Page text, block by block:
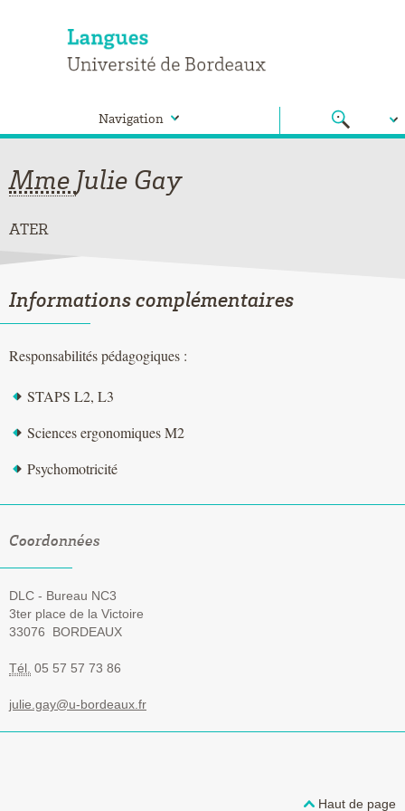
Navigation
Mme Julie Gay
ATER
Informations complémentaires
Responsabilités pédagogiques :
STAPS L2, L3
Sciences ergonomiques M2
Psychomotricité
Coordonnées
DLC - Bureau NC3
3ter place de la Victoire
33076 BORDEAUX
Tél. 05 57 57 73 86
julie.gay@u-bordeaux.fr
Haut de page